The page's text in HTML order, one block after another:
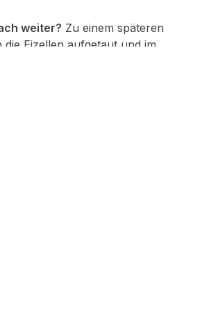
weiter? Zu einem späteren
Eizellen aufgetaut und im